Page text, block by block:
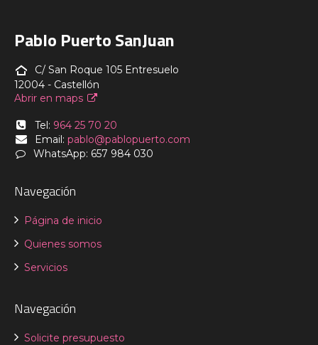
Pablo Puerto SanJuan
C/ San Roque 105 Entresuelo
12004 - Castellón
Abrir en maps
Tel: 964 25 70 20
Email: pablo@pablopuerto.com
WhatsApp: 657 984 030
Navegación
Página de inicio
Quienes somos
Servicios
Navegación
Solicite presupuesto